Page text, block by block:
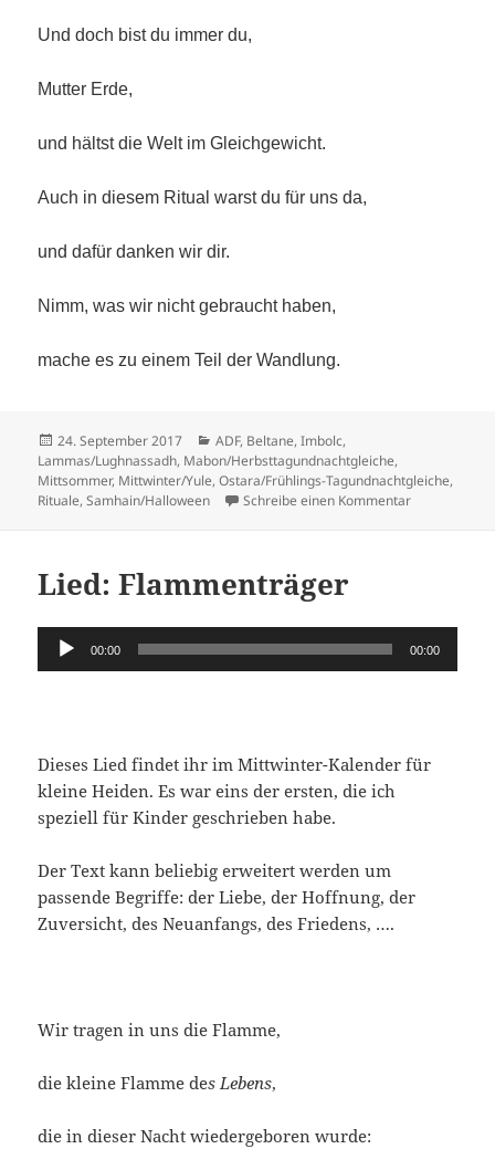
Und doch bist du immer du,
Mutter Erde,
und hältst die Welt im Gleichgewicht.
Auch in diesem Ritual warst du für uns da,
und dafür danken wir dir.
Nimm, was wir nicht gebraucht haben,
mache es zu einem Teil der Wandlung.
Veröffentlicht
am
24. September 2017 Kategorien
ADF, Beltane,Imbolc,
Lammas/Lughnassadh, Mabon/Herbsttagundnachtgleiche,
Mittsommer, Mittwinter/Yule,Ostara/Frühlings-Tagundnachtgleiche,
Rituale,Samhain/Halloween Schreibe einen Kommentarzu Mutter
Lied: Flammenträger
Audio-
Player
00:00 00:00
Dieses Lied findet ihr im Mittwinter-Kalender für
kleine Heiden. Es war eins der ersten, die ich
speziell für Kinder geschrieben habe.
Der Text kann beliebig erweitert werden um
passende Begriffe: der Liebe, der Hoffnung, der
Zuversicht, des Neuanfangs, des Friedens, ….
Wir tragen in uns die Flamme,
die kleine Flamme des Lebens,
die in dieser Nacht wiedergeboren wurde: